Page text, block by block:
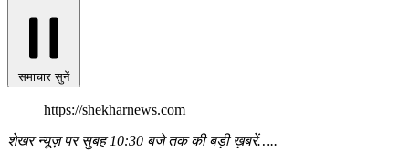
समाचार सुनें
https://shekharnews.com
शेखर न्यूज़ पर सुबह 10:30 बजे तक की बड़ी ख़बरें…..